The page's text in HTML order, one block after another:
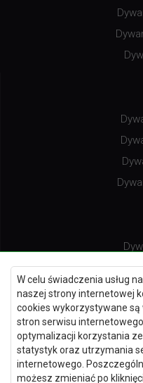
W celu świadczenia usług
naszej strony internetowej
cookies wykorzystywane
stron serwisu
optymalizacji korzystania
statystyk oraz utrzymania
internetowego.
możesz zmieniać po